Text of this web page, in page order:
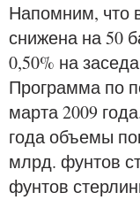
Напомним, что
снижена на 50
0,50% на
Программа по
марта 2009
года объемы
млрд. фунтов
фунтов